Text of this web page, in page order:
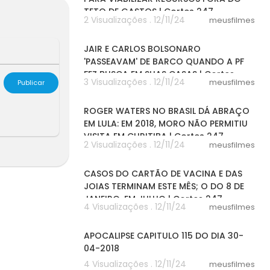
TETO DE GASTOS | Cortes 247
2 Visualizações . 12/11/24 meusfilmes
JAIR E CARLOS BOLSONARO
'PASSEAVAM' DE BARCO QUANDO A PF
FEZ BUSCA EM SUAS CASAS | Cortes
3 Visualizações . 12/11/24 meusfilmes
ROGER WATERS NO BRASIL DÁ ABRAÇO
EM LULA: EM 2018, MORO NÃO PERMITIU
VISITA EM CURITIBA | Cortes 247
2 Visualizações . 12/11/24 meusfilmes
CASOS DO CARTÃO DE VACINA E DAS
JOIAS TERMINAM ESTE MÊS; O DO 8 DE
JANEIRO, EM JULHO | Cortes 247
4 Visualizações . 12/11/24 meusfilmes
APOCALIPSE CAPITULO 115 DO DIA 30-
04-2018
4 Visualizações . 12/11/24
meusfilmes
Publicar